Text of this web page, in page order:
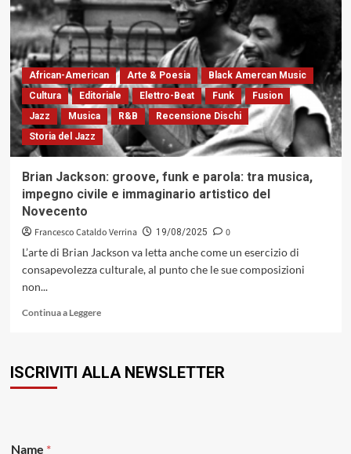
Francesca
Galante,
Direttore
Artistico
di
«Jazz
In
Maggiore
2025»
African-American Arte & Poesia
Black Amercan Music
Cultura
Editoriale Elettro-Beat Funk
Fusion
Jazz
Musica R&B
Recensione Dischi
Storia del Jazz
Brian Jackson: groove, funk e parola: tra musica,
impegno civile e immaginario artistico del
Novecento
Francesco Cataldo Verrina 19/08/2025
0
L’arte di Brian Jackson va letta anche come un esercizio di
consapevolezza culturale, al punto che le sue composizioni
non...
Continua a LeggereLeggi
Brian
ISCRIVITI ALLA NEWSLETTER
Name *